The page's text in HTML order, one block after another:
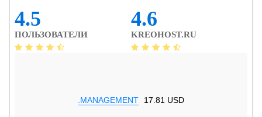
4.5
ПОЛЬЗОВАТЕЛИ
4.6
KREOHOST.RU
.MANAGEMENT 17.81 USD